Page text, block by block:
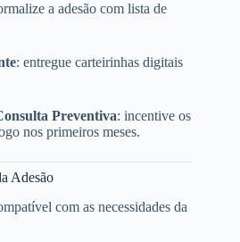
a adesão com lista de
: entregue carteirinhas digitais
Preventiva: incentive os
nos primeiros meses.
Adesão
com as necessidades da